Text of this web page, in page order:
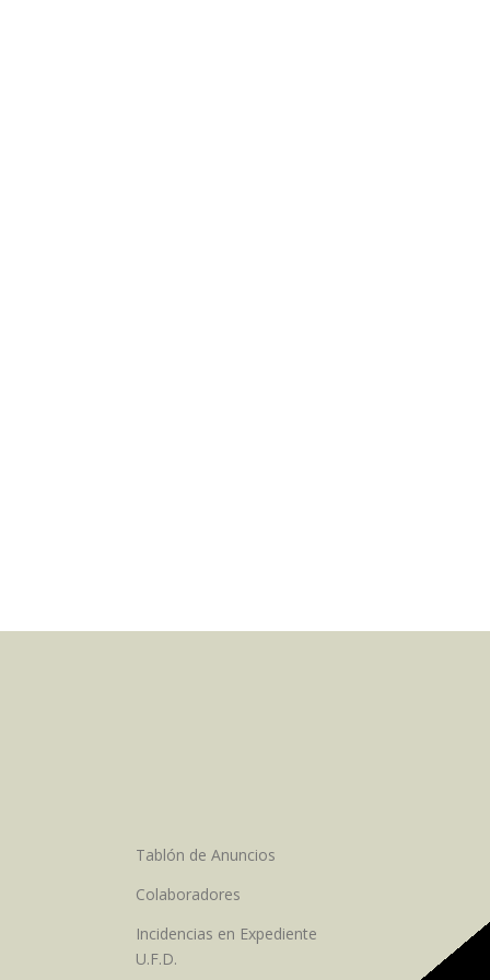
Tablón de Anuncios
Colaboradores
Incidencias en Expediente
U.F.D.